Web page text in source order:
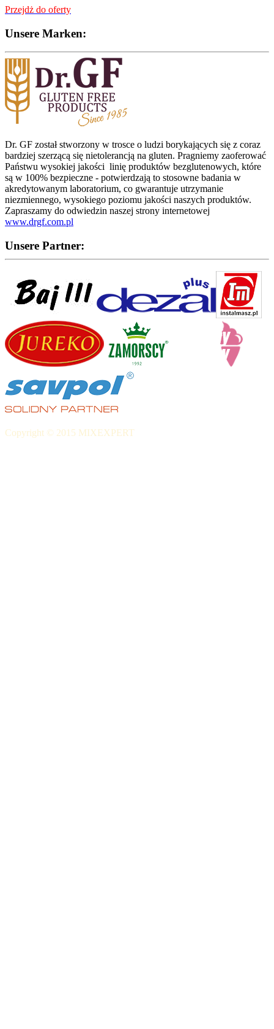
Przejdż do oferty
Unsere Marken:
Dr. GF został stworzony w trosce o ludzi borykających się z coraz
bardziej szerzącą się nietolerancją na gluten. Pragniemy zaoferować
Państwu wysokiej jakości linię produktów bezglutenowych, które
są w 100% bezpieczne - potwierdzają to stosowne badania w
akredytowanym laboratorium, co gwarantuje utrzymanie
niezmiennego, wysokiego poziomu jakości naszych produktów.
Zapraszamy do odwiedzin naszej strony internetowej
www.drgf.com.pl
Unsere Partner:
Copyright © 2015 MIXEXPERT